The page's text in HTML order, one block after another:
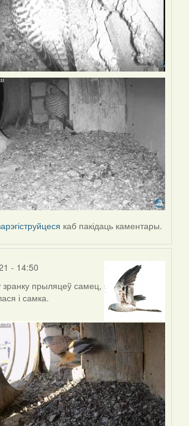
каб пакідаць каментары.
- 14:50
прыляцеў самец,
і самка.